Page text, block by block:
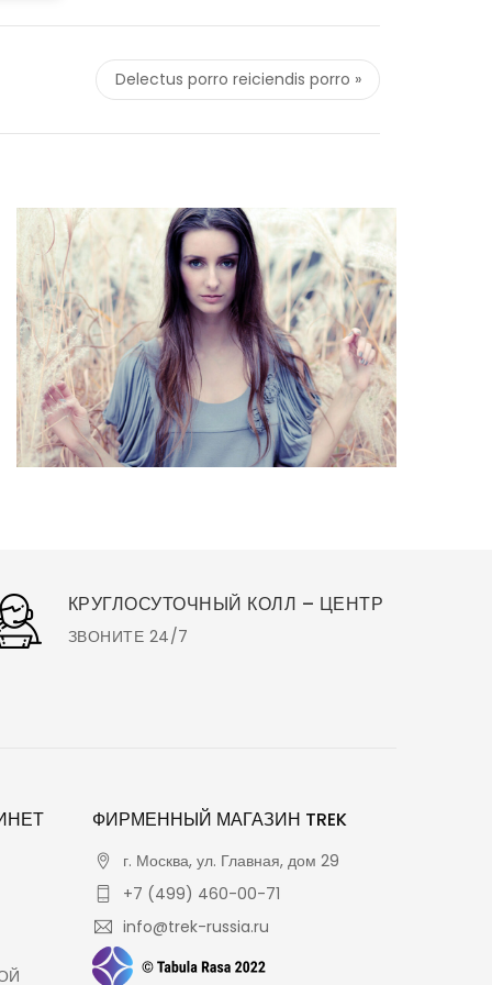
Delectus porro reiciendis porro »
КРУГЛОСУТОЧНЫЙ КОЛЛ – ЦЕНТР
ЗВОНИТЕ 24/7
ФИРМЕННЫЙ МАГАЗИН TREK
г. Москва, ул. Главная, дом 29
+7 (499) 460-00-71
info@trek-russia.ru